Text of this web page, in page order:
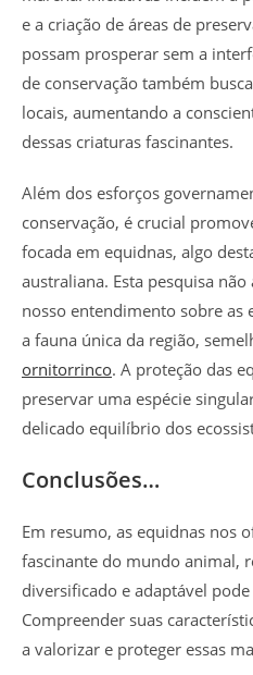
e a criação de áreas de
possam prosperar sem a
de conservação também
locais, aumentando a
dessas criaturas fascinantes.
Além dos esforços
conservação, é crucial
focada em equidnas, algo
australiana. Esta pesquisa
nosso entendimento sobre as
a fauna única da região,
ornitorrinco. A proteção das
preservar uma espécie
delicado equilíbrio dos
Conclusões…
Em resumo, as equidnas nos
fascinante do mundo animal,
diversificado e adaptável
Compreender suas
a valorizar e proteger essas